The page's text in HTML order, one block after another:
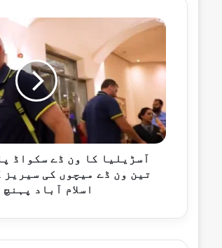
پاکستان کا آزاد کشمیر
8 گھنٹے پہلے
بلوچستان میں سیکیورٹی
8 گھنٹے پہلے
اسحاق ڈار کا اقوام
9 گھنٹے پہلے
آسڑیلیا
ڈے
سکواڈ
پاکستان
کیخلاف
تین
ون
میچوں
آسڑیلیا کا ون ڈے سکواڈ
تین ون ڈے میچوں کی
اسلام آباد پہنچ